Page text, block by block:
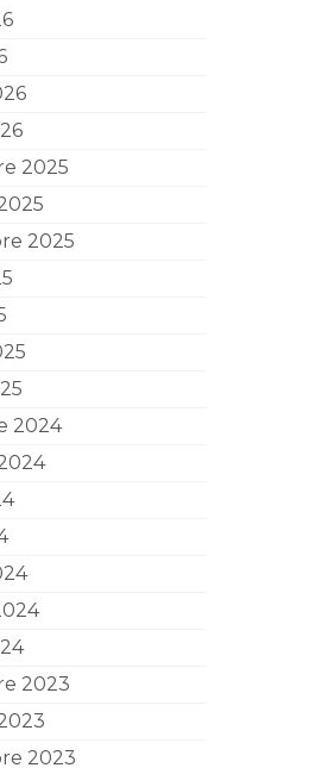
2025
2025
2024
2023
2023